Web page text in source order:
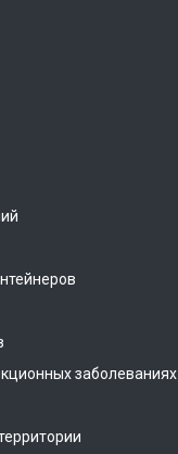
заболеваниях